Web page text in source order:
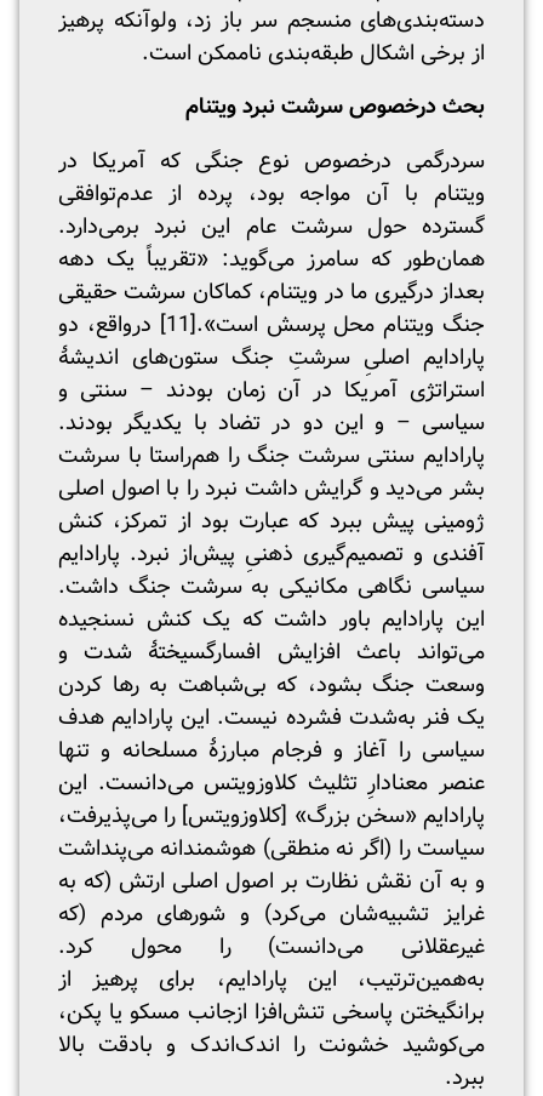
دسته‌بندی‌های منسجم سر باز زد، ولو‌آنکه پرهیز
از برخی اشکال طبقه‌بندی ناممکن است.
بحث درخصوص سرشت نبرد ویتنام
سردرگمی درخصوص نوع جنگی که آمریکا در
ویتنام با آن مواجه بود، پرده از عدم‌توافقی
گسترده حول سرشت عام این نبرد برمی‌دارد.
همان‌طور که سامرز می‌گوید: «تقریباً یک دهه
بعداز درگیری ما در ویتنام، کماکان سرشت حقیقی
جنگ ویتنام محل پرسش است».[11]
درواقع، دو
پارادایم اصلیِ سرشتِ جنگ ستون‌های اندیشۀ
استراتژی آمریکا در آن زمان بودند – سنتی و
سیاسی – و این دو در تضاد با یکدیگر بودند.
پارادایم سنتی سرشت جنگ را هم‌راستا با سرشت
بشر می‌دید و گرایش داشت نبرد را با اصول اصلی
ژومینی پیش ببرد که عبارت بود از تمرکز، کنش
آفندی و تصمیم‌گیری ذهنیِ پیش‌از نبرد. پارادایم
سیاسی نگاهی مکانیکی به سرشت جنگ داشت.
این پارادایم باور داشت که یک کنش نسنجیده
می‌تواند باعث افزایش افسارگسیختۀ شدت و
وسعت جنگ بشود، که بی‌شباهت به رها کردن
یک فنر به‌شدت ‌فشرده‌ نیست. این پارادایم هدف
سیاسی را آغاز و فرجام مبارزۀ مسلحانه و تنها
عنصر معنادارِ تثلیث کلاوزویتس می‌دانست. این
پارادایم «سخن بزرگ» [کلاوزویتس] را می‌پذیرفت،
سیاست را (اگر نه منطقی) هوشمندانه می‌پنداشت
و به آن نقش نظارت بر اصول اصلی ارتش (که به
غرایز تشبیه‌شان می‌کرد) و شورهای مردم (که
غیرعقلانی می‌دانست) را محول کرد.
به‌همین‌ترتیب، این پارادایم، برای پرهیز از
برانگیختن پاسخی تنش‌افزا ازجانب مسکو یا پکن،
می‌کوشید خشونت را اندک‌اندک و بادقت بالا
ببرد.